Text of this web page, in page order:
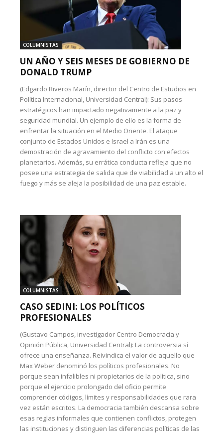
COLUMNISTAS
UN AÑO Y SEIS MESES DE GOBIERNO DE
DONALD TRUMP
(Edgardo Riveros Marín, director del Centro de Estudios en
Política Internacional, Universidad Central): Sus pasos
estratégicos han impactado negativamente a la paz y
seguridad mundial. Un ejemplo de ello es la forma de
enfrentar la situación en el Medio Oriente. El ataque
conjunto de Estados Unidos e Israel a Irán es una
demostración de agravamiento del conflicto con efectos
planetarios. Además, su errática conducta refleja que no
posee una estrategia de salida que de viabilidad a un alto el
fuego y más se aleja la posibilidad de una paz estable.
COLUMNISTAS
CASO SEDINI: LOS POLÍTICOS
PROFESIONALES
(Gustavo Campos, investigador Centro Democracia y
Opinión Pública, Universidad Central): La controversia sí
ofrece una enseñanza. Reivindica el valor de aquello que
Max Weber denominó los políticos profesionales. No
porque sean infalibles ni propietarios de la política, sino
porque el ejercicio prolongado del oficio permite
comprender códigos, límites y responsabilidades que rara
vez están escritos. La democracia también descansa sobre
esas reglas informales que contienen conflictos, protegen
las instituciones y distinguen las diferencias políticas de las